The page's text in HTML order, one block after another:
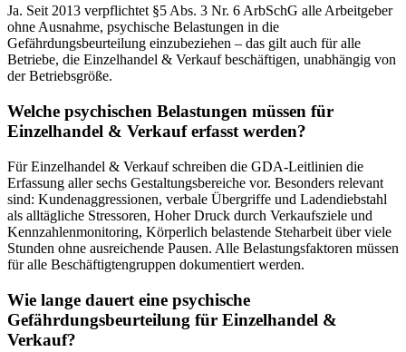
Ja. Seit 2013 verpflichtet §5 Abs. 3 Nr. 6 ArbSchG alle Arbeitgeber
ohne Ausnahme, psychische Belastungen in die
Gefährdungsbeurteilung einzubeziehen – das gilt auch für alle
Betriebe, die Einzelhandel & Verkauf beschäftigen, unabhängig von
der Betriebsgröße.
Welche psychischen Belastungen müssen für
Einzelhandel & Verkauf erfasst werden?
Für Einzelhandel & Verkauf schreiben die GDA-Leitlinien die
Erfassung aller sechs Gestaltungsbereiche vor. Besonders relevant
sind: Kundenaggressionen, verbale Übergriffe und Ladendiebstahl
als alltägliche Stressoren, Hoher Druck durch Verkaufsziele und
Kennzahlenmonitoring, Körperlich belastende Steharbeit über viele
Stunden ohne ausreichende Pausen. Alle Belastungsfaktoren müssen
für alle Beschäftigtengruppen dokumentiert werden.
Wie lange dauert eine psychische
Gefährdungsbeurteilung für Einzelhandel &
Verkauf?